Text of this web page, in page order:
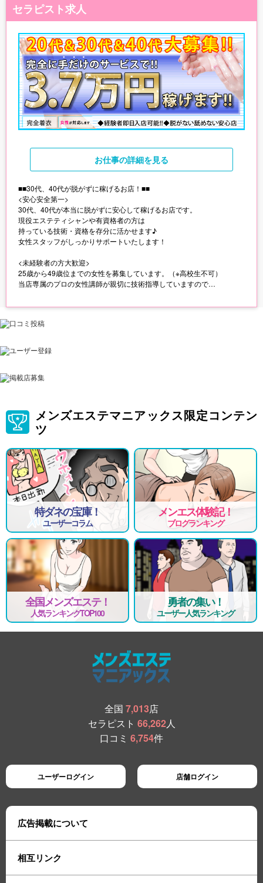
セラピスト求人
お仕事の詳細を見る
■■30代、40代が脱がずに稼げるお店！■■
<安心安全第一>
30代、40代が本当に脱がずに安心して稼げるお店です。
現役エステティシャンや有資格者の方は
持っている技術・資格を存分に活かせます♪
女性スタッフがしっかりサポートいたします！
<未経験者の方大歓迎>
25歳から49歳位までの女性を募集しています。（※高校生不可）
当店専属のプロの女性講師が親切に技術指導していますので
出勤は週1日からOK！
各種保険完備、交通費支給
即日勤務可能な方は優遇させていただきます。
LINEでもご応募受付中！
メンズエステマニアックス限定コンテン
ツ
特ダネの宝庫！
ユーザーコラム
メンエス体験記！
ブログランキング
全国メンズエステ！
人気ランキングTOP100
勇者の集い！
ユーザー人気ランキング
全国 7,013店
セラピスト 66,262人
口コミ 6,754件
ユーザーログイン 店舗ログイン
広告掲載について
相互リンク